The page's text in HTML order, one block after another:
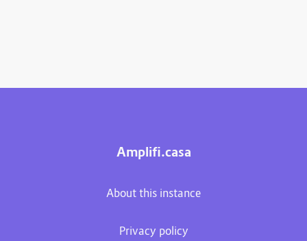
Amplifi.casa
About this instance
Privacy policy